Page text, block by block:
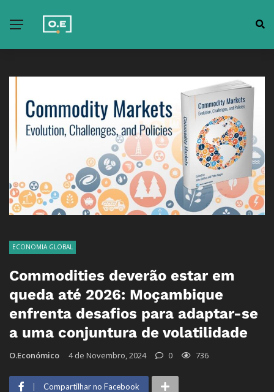
ECONOMIA GLOBAL
Commodities deverão estar em
queda até 2026: Moçambique
enfrenta desafios para adaptar-se
a uma conjuntura de volatilidade
O.Económico 4 de Novembro, 2024 0 736
Compartilhar no Facebook